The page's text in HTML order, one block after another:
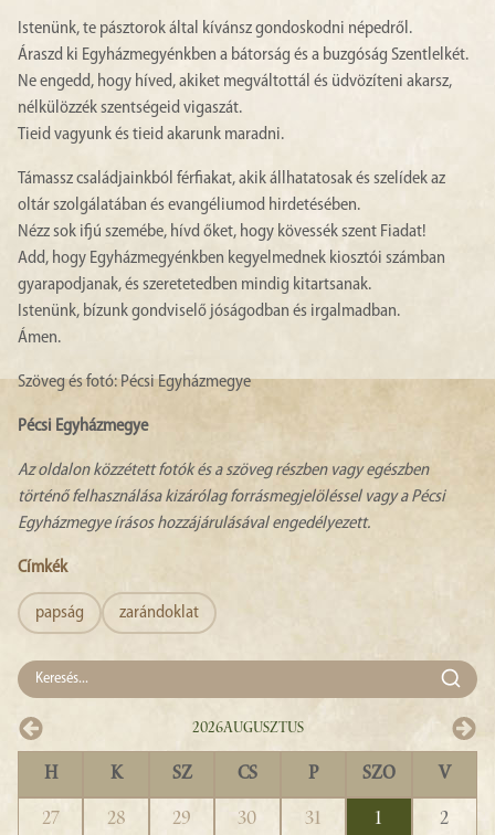
Istenünk, te pásztorok által kívánsz gondoskodni népedről.
Áraszd ki Egyházmegyénkben a bátorság és a buzgóság Szentlelkét.
Ne engedd, hogy híved, akiket megváltottál és üdvözíteni akarsz,
nélkülözzék szentségeid vigaszát.
Tieid vagyunk és tieid akarunk maradni.
Támassz családjainkból férfiakat, akik állhatatosak és szelídek az
oltár szolgálatában és evangéliumod hirdetésében.
Nézz sok ifjú szemébe, hívd őket, hogy kövessék szent Fiadat!
Add, hogy Egyházmegyénkben kegyelmednek kiosztói számban
gyarapodjanak, és szeretetedben mindig kitartsanak.
Istenünk, bízunk gondviselő jóságodban és irgalmadban.
Ámen.
Szöveg és fotó: Pécsi Egyházmegye
Pécsi Egyházmegye
Az oldalon közzétett fotók és a szöveg részben vagy egészben
történő felhasználása kizárólag forrásmegjelöléssel vagy a Pécsi
Egyházmegye írásos hozzájárulásával engedélyezett.
Címkék
papság zarándoklat
2026Augusztus
H K SZ CS P SZO V
27 28 29 30 31 1
2